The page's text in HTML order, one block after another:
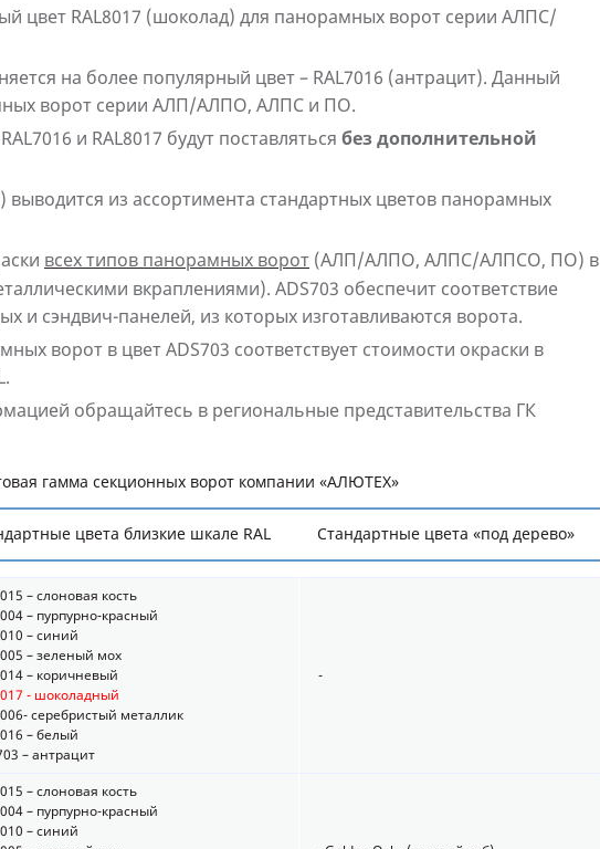
цвет RAL8017 (шоколад) для панорамных ворот серии АЛПС/
на более популярный цвет – RAL7016 (антрацит). Данный
ворот серии АЛП/АЛПО, АЛПС и ПО.
и RAL8017 будут поставляться без дополнительной
выводится из ассортимента стандартных цветов панорамных
всех типов панорамных ворот (АЛП/АЛПО, АЛПС/АЛПСО, ПО) в
вкраплениями). ADS703 обеспечит соответствие
и сэндвич-панелей, из которых изготавливаются ворота.
ворот в цвет ADS703 соответствует стоимости окраски в
обращайтесь в региональные представительства ГК
гамма секционных ворот компании «АЛЮТЕХ»
цвета близкие шкале RAL Стандартные цвета «под дерево»
– слоновая кость
– пурпурно-красный
– синий
– зеленый мох
– коричневый
- шоколадный
серебристый металлик
– белый
– антрацит
-
– слоновая кость
– пурпурно-красный
– синий